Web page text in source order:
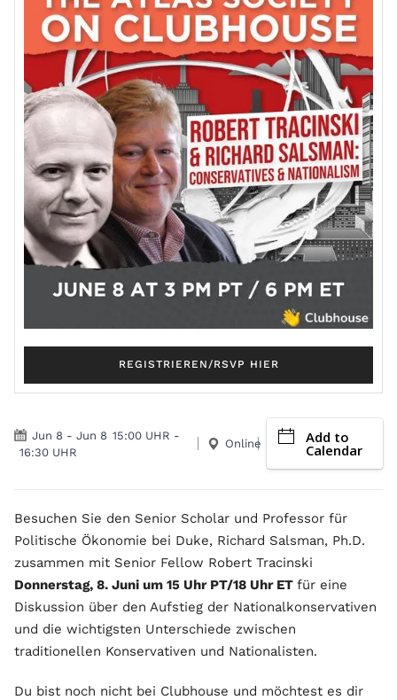
REGISTRIEREN/RSVP HIER
Jun 8 - Jun 8 15:00 UHR -
16:30 UHR
Online Add to
Calendar
Besuchen Sie den Senior Scholar und Professor für
Politische Ökonomie bei Duke, Richard Salsman, Ph.D.
zusammen mit Senior Fellow Robert Tracinski
Donnerstag, 8. Juni um 15 Uhr PT/18 Uhr ET für eine
Diskussion über den Aufstieg der Nationalkonservativen
und die wichtigsten Unterschiede zwischen
traditionellen Konservativen und Nationalisten.
Du bist noch nicht bei Clubhouse und möchtest es dir